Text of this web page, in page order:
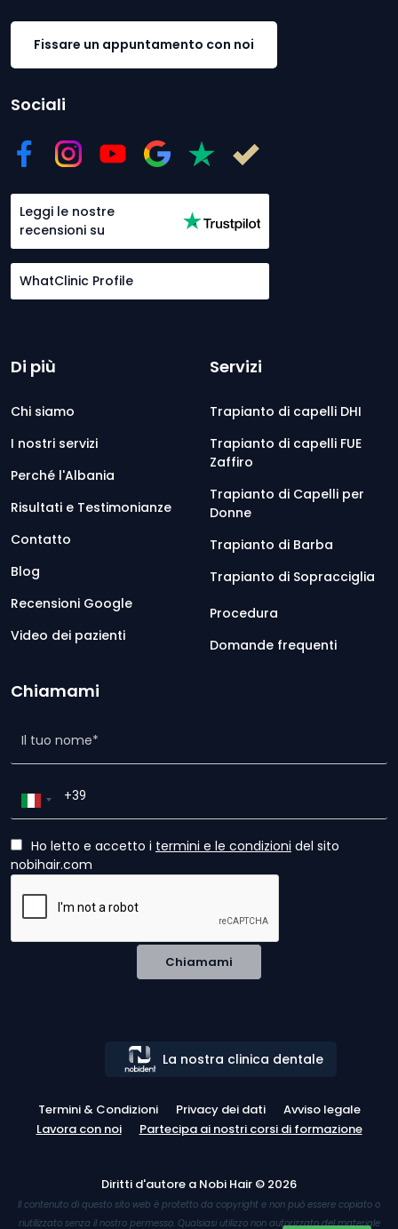
Fissare un appuntamento con noi
Sociali
Leggi le nostre
recensioni su
WhatClinic Profile
Di più
Chi siamo
I nostri servizi
Perché l'Albania
Risultati e Testimonianze
Contatto
Blog
Recensioni Google
Video dei pazienti
Servizi
Trapianto di capelli DHI
Trapianto di capelli FUE
Zaffiro
Trapianto di Capelli per
Donne
Trapianto di Barba
Trapianto di Sopracciglia
Procedura
Domande frequenti
Chiamami
Ho letto e accetto i termini e le condizioni del sito
nobihair.com
Chiamami
La nostra clinica dentale
Termini & Condizioni Privacy dei dati
Avviso legale
Lavora con noi
Partecipa ai nostri corsi di formazione
Diritti d'autore a Nobi Hair © 2026
Il contenuto di questo sito web è protetto da copyright e non può essere copiato o
riutilizzato senza il nostro permesso. Qualsiasi utilizzo non autorizzato del materiale
SERVIZIO GRATUITO
I nostri esperti valuteranno la tua
perdita di capelli e creeranno un